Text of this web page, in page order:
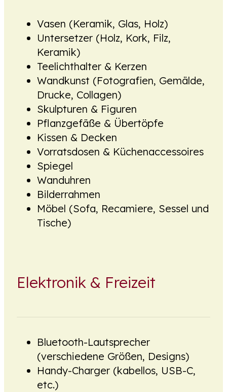
Vasen (Keramik, Glas, Holz)
Untersetzer (Holz, Kork, Filz,
Keramik)
Teelichthalter & Kerzen
Wandkunst (Fotografien, Gemälde,
Drucke, Collagen)
Skulpturen & Figuren
Pflanzgefäße & Übertöpfe
Kissen & Decken
Vorratsdosen & Küchenaccessoires
Spiegel
Wanduhren
Bilderrahmen
Möbel (Sofa, Recamiere, Sessel und
Tische)
Elektronik & Freizeit
Bluetooth-Lautsprecher
(verschiedene Größen, Designs)
Handy-Charger (kabellos, USB-C,
etc.)